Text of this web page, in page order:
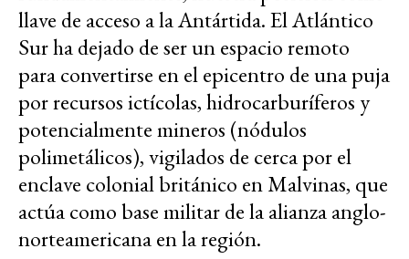
llave de acceso a la Antártida. El Atlántico
Sur ha dejado de ser un espacio remoto
para convertirse en el epicentro de una puja
por recursos ictícolas, hidrocarburíferos y
potencialmente mineros (nódulos
polimetálicos), vigilados de cerca por el
enclave colonial británico en Malvinas, que
actúa como base militar de la alianza anglo-
norteamericana en la región.